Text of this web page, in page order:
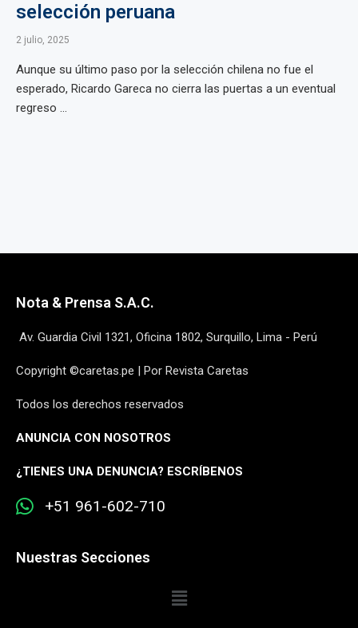
selección peruana
2 julio, 2025
Aunque su último paso por la selección chilena no fue el
esperado, Ricardo Gareca no cierra las puertas a un eventual
regreso ...
Nota & Prensa S.A.C.
Av. Guardia Civil 1321, Oficina 1802, Surquillo, Lima - Perú
Copyright ©caretas.pe | Por Revista Caretas
Todos los derechos reservados
ANUNCIA CON NOSOTROS
¿TIENES UNA DENUNCIA? ESCRÍBENOS
+51 961-602-710
Nuestras Secciones